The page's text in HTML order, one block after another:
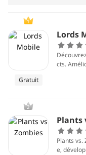
1
Gratuit
Lords
cts.
2
Plants
Plants
e,